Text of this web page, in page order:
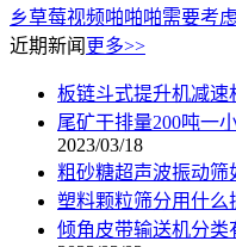
乡草莓视频啪啪啪需要考
近期新闻 更多>>
板链斗式提升机减速
尾矿干排量200吨一
2023/03/18
粗砂糖超声波振动筛
塑料颗粒筛分用什么
倾角皮带输送机分类